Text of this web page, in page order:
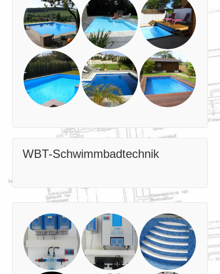
WBT-Schwimmbadtechnik